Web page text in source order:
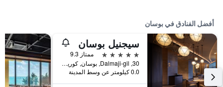
أفضل الفنادق في بوسان
سيجنيل بوسان
5 نجوم
ممتاز 9.3
30, Dalmaji-gil, بوسان, كوريا الجنوبية
0.0 كيلومتر عن وسط المدينة